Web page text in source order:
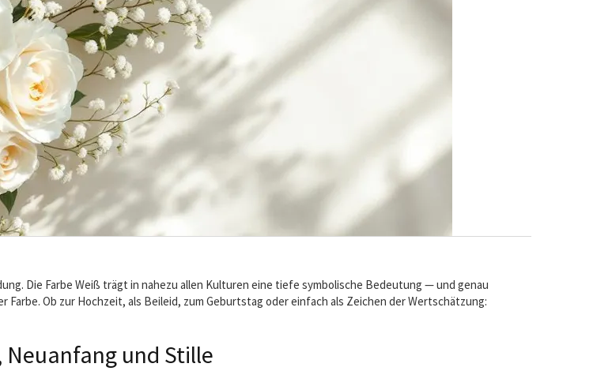
Die Farbe Weiß trägt in nahezu allen Kulturen eine tiefe symbolische Bedeutung — und genau
Ob zur Hochzeit, als Beileid, zum Geburtstag oder einfach als Zeichen der Wertschätzung:
und Stille